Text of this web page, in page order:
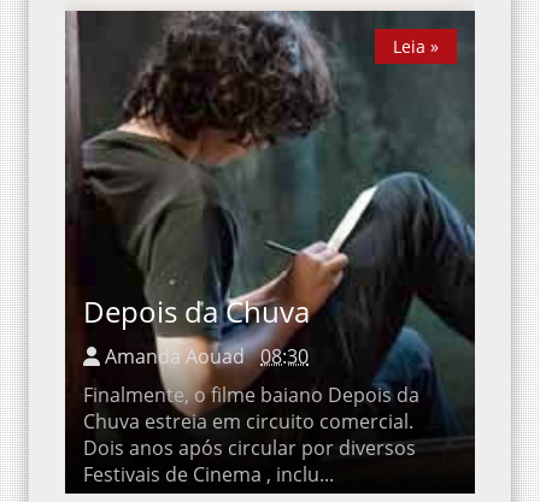
Depois da Chuva
Amanda Aouad 08:30
Finalmente, o filme baiano Depois da Chuva
estreia em circuito comercial. Dois anos após
circular por diversos Festivais de Cinema ,
inclu...
Leia »
Leia »